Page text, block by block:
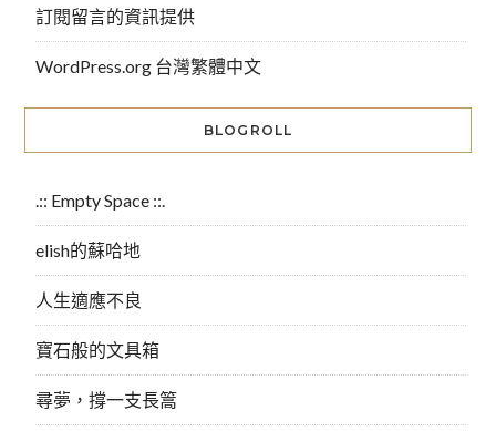
訂閱留言的資訊提供
WordPress.org 台灣繁體中文
BLOGROLL
.:: Empty Space ::.
elish的蘇哈地
人生適應不良
寶石般的文具箱
尋夢，撐一支長篙